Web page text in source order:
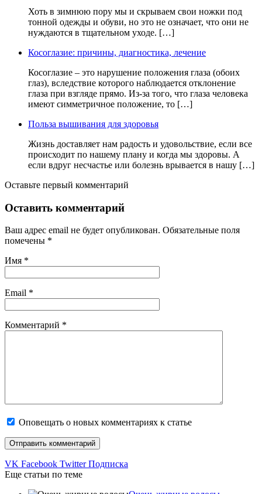
Хоть в зимнюю пору мы и скрываем свои ножки под
тонной одежды и обуви, но это не означает, что они не
нуждаются в тщательном уходе. […]
Косоглазие: причины, диагностика, лечение
Косоглазие – это нарушение положения глаза (обоих
глаз), вследствие которого наблюдается отклонение
глаза при взгляде прямо. Из-за того, что глаза человека
имеют симметричное положение, то […]
Польза вышивания для здоровья
Жизнь доставляет нам радость и удовольствие, если все
происходит по нашему плану и когда мы здоровы. А
если вдруг несчастье или болезнь врывается в нашу […]
Оставьте первый комментарий
Оставить комментарий
Ваш адрес email не будет опубликован. Обязательные поля
помечены *
Имя *
Email *
Комментарий *
Оповещать о новых комментариях к статье
VK Facebook Twitter Подписка
Еще статьи по теме